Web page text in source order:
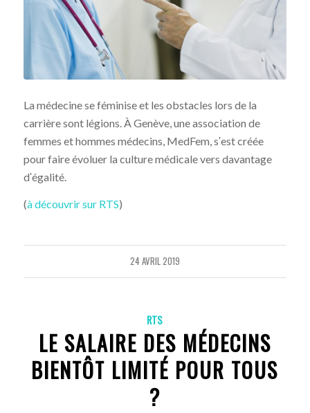
La médecine se féminise et les obstacles lors de la
carrière sont légions. À Genève, une association de
femmes et hommes médecins, MedFem, sʹest créée
pour faire évoluer la culture médicale vers davantage
dʹégalité.
(à découvrir sur RTS)
24 AVRIL 2019
RTS
LE SALAIRE DES MÉDECINS
BIENTÔT LIMITÉ POUR TOUS
?